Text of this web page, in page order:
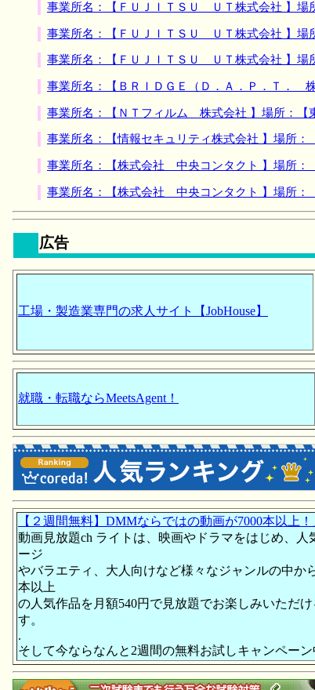
事業所名：【ＦＵＪＩＴＳＵ ＵＴ株式会社 】場
事業所名：【ＦＵＪＩＴＳＵ ＵＴ株式会社 】場
事業所名：【ＦＵＪＩＴＳＵ ＵＴ株式会社 】場
事業所名：【ＢＲＩＤＧＥ（Ｄ．Ａ．Ｐ．Ｔ．
事業所名：【ＮＴフィルム 株式会社 】場所：【
事業所名：【情報セキュリティ株式会社 】場所：
事業所名：【株式会社 中央コンタクト 】場所：
事業所名：【株式会社 中央コンタクト 】場所：
広告
工場・製造業専門の求人サイト【JobHouse】
就職・転職ならMeetsAgent！
【２週間無料】DMMならではの動画が7000本以上！
動画見放題ch ライトは、映画やドラマをはじめ、人
ージ
やバラエティ、大人向けなど様々なジャンルの中か
本以上
の人気作品を月額540円で見放題でお楽しみいただ
す。
.
そして今ならなんと2週間の無料お試しキャンペーン